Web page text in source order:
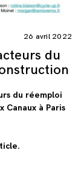
26 avril 2022
du
du réemploi
Canaux à Paris